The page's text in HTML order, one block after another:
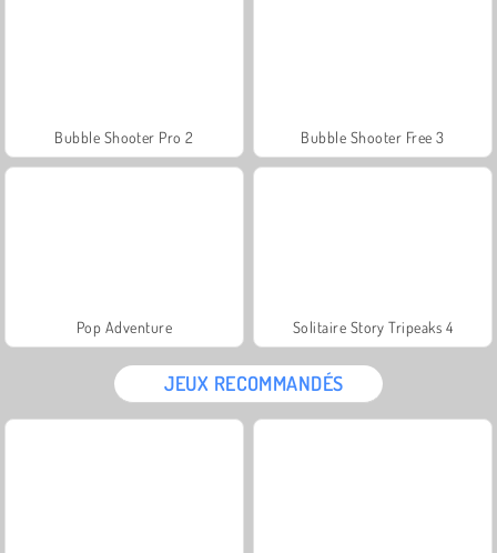
Bubble Shooter Pro 2 Bubble Shooter Free 3
Pop Adventure Solitaire Story Tripeaks 4
JEUX RECOMMANDÉS